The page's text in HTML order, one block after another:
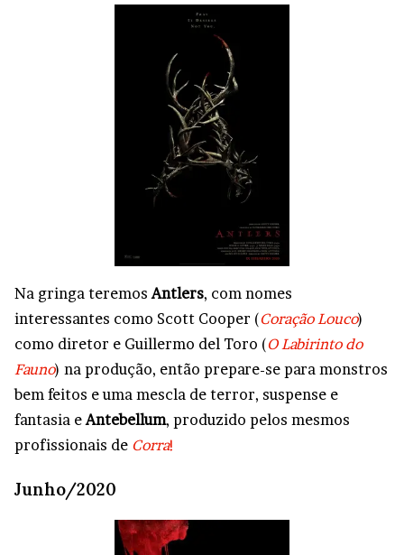
Na gringa teremos Antlers, com nomes
interessantes como Scott Cooper (Coração Louco)
como diretor e Guillermo del Toro (O Labirinto do
Fauno) na produção, então prepare-se para monstros
bem feitos e uma mescla de terror, suspense e
fantasia e Antebellum, produzido pelos mesmos
profissionais de Corra!
Junho/2020